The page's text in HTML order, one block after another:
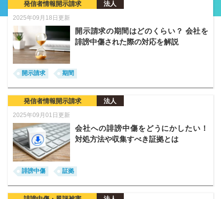
発信者情報開示請求 法人
2025年09月18日更新
開示請求の期間はどのくらい？ 会社を
誹謗中傷された際の対応を解説
開示請求 期間
発信者情報開示請求 法人
2025年09月01日更新
会社への誹謗中傷をどうにかしたい！
対処方法や収集すべき証拠とは
誹謗中傷 証拠